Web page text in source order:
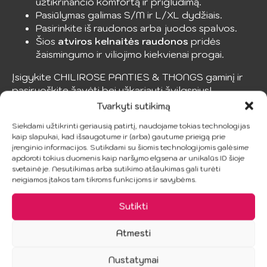
Tvarkyti sutikimą
Siekdami užtikrinti geriausią patirtį, naudojame tokias technologijas
kaip slapukai, kad išsaugotume ir (arba) gautume prieigą prie
įrenginio informacijos. Sutikdami su šiomis technologijomis galėsime
apdoroti tokius duomenis kaip naršymo elgsena ar unikalūs ID šioje
svetainėje. Nesutikimas arba sutikimo atšaukimas gali turėti
neigiamos įtakos tam tikroms funkcijoms ir savybėms.
Sutikti
Atmesti
Nustatymai
Pasiūlymas galimas S/M ir L/XL dydžiais.
Pasirinkite iš raudonos arba juodos spalvos.
Šios atviros kelnaitės raudonos pridės
žaismingumo ir viliojimo kiekvienai progai.
Įsigykite CHILIROSE PANTIES & THONGS gaminį ir
pasiruoškite žavėti bei užkariauti žvilgsnius!
Panašūs produktai
AKCIJA!
PENTHOUSE
Baltas Peignoir